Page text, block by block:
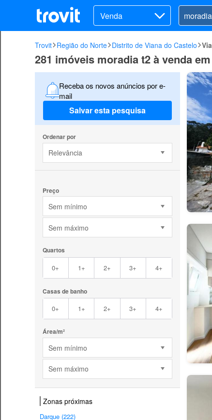
Venda
Trovit Região do Norte Distrito de Viana do Castelo
281 imóveis moradia t2 à venda
Receba os novos anúncios por e-
mail
Salvar esta pesquisa
Ordenar por
Relevância
Preço
Sem mínimo
Sem máximo
Quartos
0+ 1+ 2+ 3+ 4+
Casas de banho
0+ 1+ 2+ 3+ 4+
Área/m²
Sem mínimo
Sem máximo
Zonas próximas
Darque (222)